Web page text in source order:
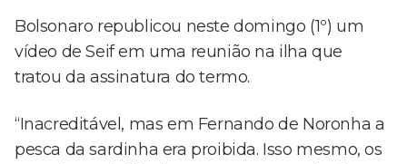
Bolsonaro republicou neste domingo (1º) um
vídeo de Seif em uma reunião na ilha que
tratou da assinatura do termo.
“Inacreditável, mas em Fernando de Noronha a
pesca da sardinha era proibida. Isso mesmo, os